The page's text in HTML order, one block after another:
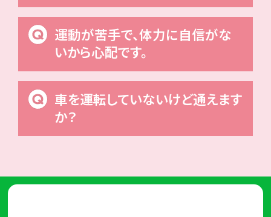
運動が苦手で、体力に自信がな
いから心配です。
車を運転していないけど通えます
か？